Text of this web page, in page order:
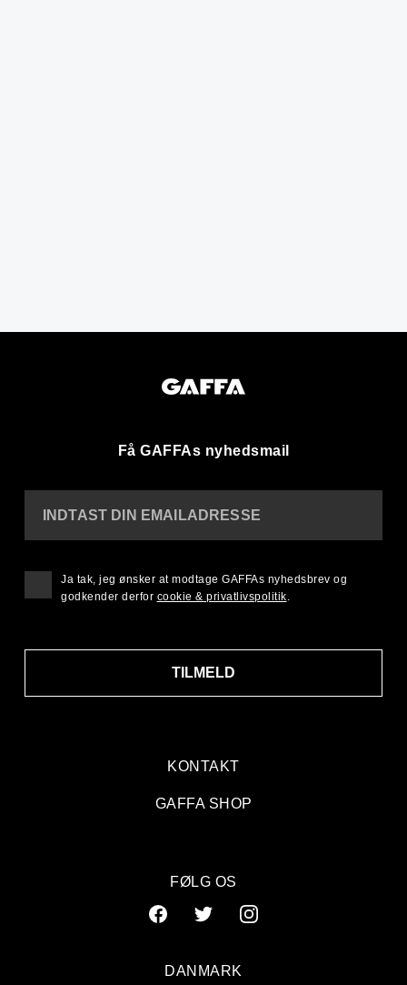
Få GAFFAs nyhedsmail
KONTAKT
GAFFA SHOP
INDTAST DIN EMAILADRESSE
TILMELD
Ja tak, jeg ønsker at modtage GAFFAs nyhedsbrev og
godkender derfor cookie & privatlivspolitik.
FØLG OS
DANMARK